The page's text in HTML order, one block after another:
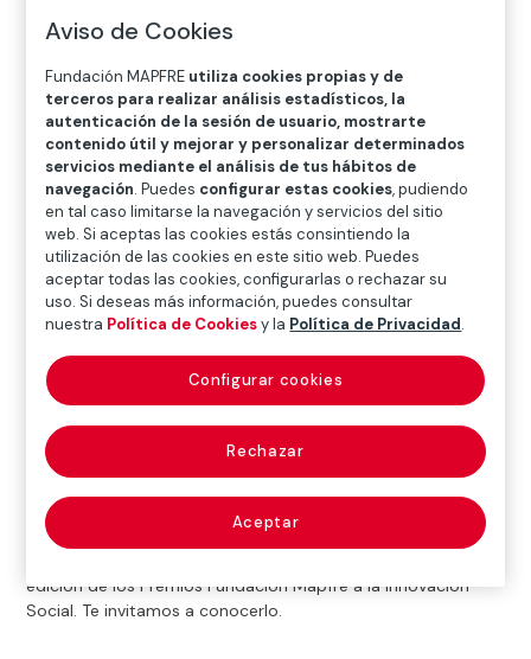
El proyecto AItheroscope, ganador en la
gran final
Un proyecto centrado en el cribado cardiovascular mediante
edición de los Premios Fundación Mapfre a la Innovación
Social. Te invitamos a conocerlo.
Aviso de Cookies
Fundación MAPFRE utiliza cookies propias y de
terceros para realizar análisis estadísticos, la
autenticación de la sesión de usuario, mostrarte
contenido útil y mejorar y personalizar determinados
servicios mediante el análisis de tus hábitos de
navegación. Puedes configurar estas cookies, pudiendo
en tal caso limitarse la navegación y servicios del sitio
web. Si aceptas las cookies estás consintiendo la
utilización de las cookies en este sitio web. Puedes
aceptar todas las cookies, configurarlas o rechazar su
uso. Si deseas más información, puedes consultar
nuestra Política de Cookiesy la Política de Privacidad.
Rechazar
Aceptar
Configurar cookies